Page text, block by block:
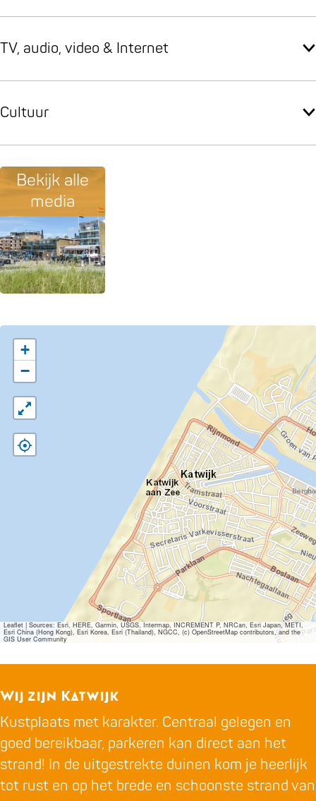
TV, audio, video & Internet
Cultuur
Bekijk alle
media
+
−
Leaflet|Sources: Esri, HERE, Garmin, USGS, Intermap, INCREMENT P, NRCan, Esri Japan, METI,
Esri China (Hong Kong), Esri Korea, Esri (Thailand), NGCC, (c) OpenStreetMap contributors, and the
GIS User Community
Wij zijn Katwijk
Kustplaats met karakter. Centraal gelegen en
goed bereikbaar, parkeren kan direct aan het
strand! In de uitgestrekte duinen kom je heerlijk
tot rust en op het brede en schoonste strand van